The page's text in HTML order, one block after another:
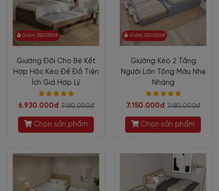
Giảm 550.000đ
Giường Đôi Cho Bé Kết
Hợp Hộc Kéo Để Đồ Tiện
Ích Giá Hợp Lý
6.930.000đ 7.480.000đ
Chọn sản phẩm
Giảm 330.000đ
Giường Kéo 2 Tầng
Người Lớn Tông Màu Nhẹ
Nhàng
7.150.000đ 7.480.000đ
Chọn sản phẩm